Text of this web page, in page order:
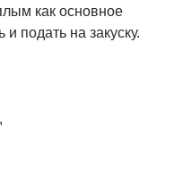
как основное
подать на закуску.